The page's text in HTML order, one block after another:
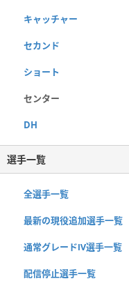
キャッチャー
セカンド
ショート
センター
DH
選手一覧
全選手一覧
最新の現役追加選手一覧
通常グレードⅣ選手一覧
配信停止選手一覧